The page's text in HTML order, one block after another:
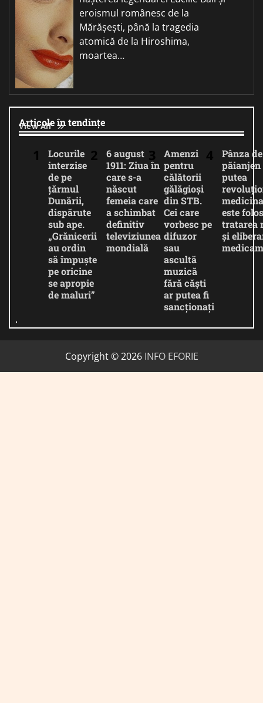
eroismul românesc de la
Mărășești, până la tragedia
atomică de la Hiroshima,
moartea…
Articole în tendințe
View All
Locurile
interzise
de pe
țărmul
Dunării,
dispărute
sub ape.
„Grănicerii
au ordin
să împuște
pe oricine
se apropie
de maluri”
6 august
1911: Ziua în
care s-a
născut
femeia care
a schimbat
definitiv
televiziunea
mondială
Amenzi
pentru
călătorii
gălăgioși
din STB.
Cei care
vorbesc pe
difuzor
sau
ascultă
muzică
fără căști
ar putea fi
sancționați
Pânza de
păianjen
putea
este
tratarea
și
Copyright © 2026 INFO EFORIE